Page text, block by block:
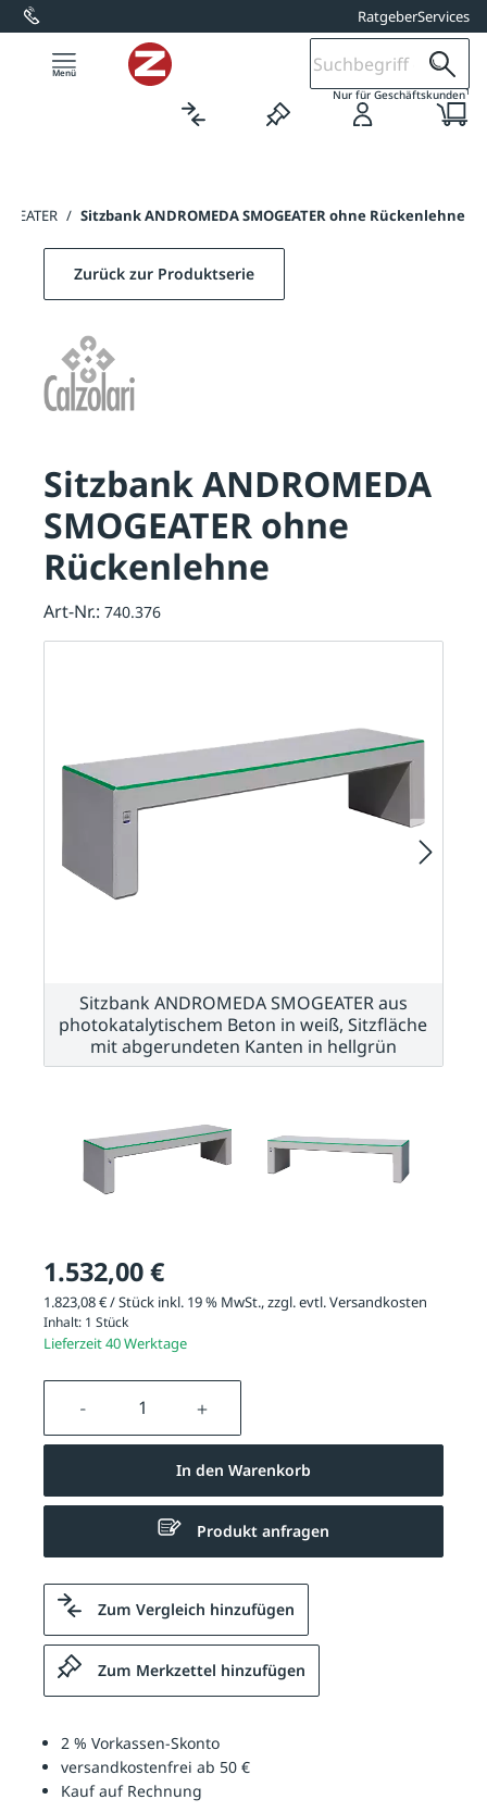
springen RatgeberServices
Nur für Geschäftskunden1
/ Sitzbank ANDROMEDA SMOGEATER ohne Rückenlehne
1.532,00 €
1.823,08 € / Stück inkl. 19 % MwSt., zzgl. evtl.Versandkosten
Inhalt: 1 Stück
Lieferzeit 40 Werktage
Produkt Anzahl: Gib den
In den Warenkorb
Produkt anfragen
Zum Vergleich hinzufügen
Zum Merkzettel hinzufügen
2 % Vorkassen-Skonto
versandkostenfrei ab 50 €
Kauf auf Rechnung
Zurück zur Produktserie
Sitzbank ANDROMEDA
SMOGEATER ohne
Rückenlehne
Art-Nr.: 740.376
Sitzbank ANDROMEDA SMOGEATER aus
photokatalytischem Beton in weiß, Sitzfläche
mit abgerundeten Kanten in hellgrün